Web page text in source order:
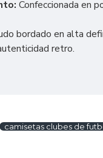
Confeccionada en
bordado en alta
retro.
camisetas clubes de